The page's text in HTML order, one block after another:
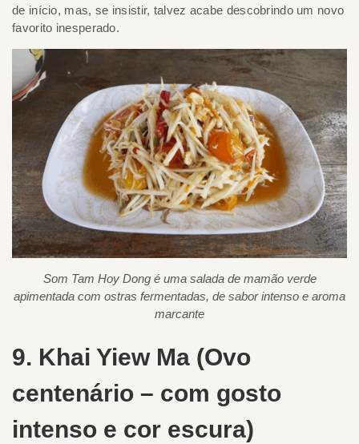
de início, mas, se insistir, talvez acabe descobrindo um novo
favorito inesperado.
Som Tam Hoy Dong é uma salada de mamão verde
apimentada com ostras fermentadas, de sabor intenso e aroma
marcante
9. Khai Yiew Ma (Ovo
centenário – com gosto
intenso e cor escura)